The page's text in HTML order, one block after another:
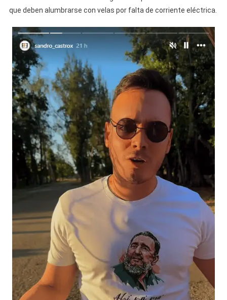
que deben alumbrarse con velas por falta de corriente eléctrica.